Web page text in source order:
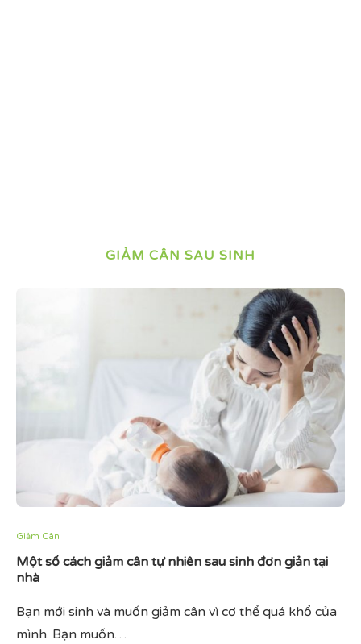
GIẢM CÂN SAU SINH
Giảm Cân
Một số cách giảm cân tự nhiên sau sinh đơn giản tại
nhà
Bạn mới sinh và muốn giảm cân vì cơ thể quá khổ của
mình. Bạn muốn…